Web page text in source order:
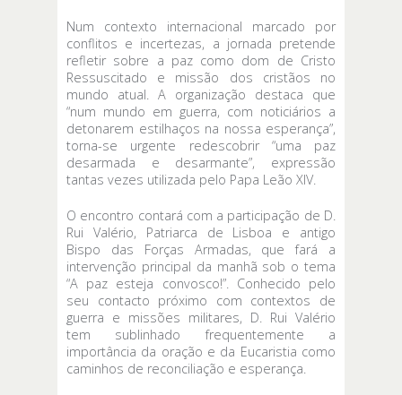
Num contexto internacional marcado por
conflitos e incertezas, a jornada pretende
refletir sobre a paz como dom de Cristo
Ressuscitado e missão dos cristãos no
mundo atual. A organização destaca que
“num mundo em guerra, com noticiários a
detonarem estilhaços na nossa esperança”,
torna-se urgente redescobrir “uma paz
desarmada e desarmante”, expressão
tantas vezes utilizada pelo Papa Leão XIV.
O encontro contará com a participação de D.
Rui Valério, Patriarca de Lisboa e antigo
Bispo das Forças Armadas, que fará a
intervenção principal da manhã sob o tema
“A paz esteja convosco!”. Conhecido pelo
seu contacto próximo com contextos de
guerra e missões militares, D. Rui Valério
tem sublinhado frequentemente a
importância da oração e da Eucaristia como
caminhos de reconciliação e esperança.